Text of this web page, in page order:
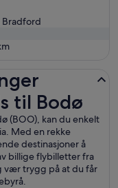
Bradford
til Bodø
(BOO), kan du enkelt
Med en rekke
destinasjoner å
billige flybilletter fra
vær trygg på at du får